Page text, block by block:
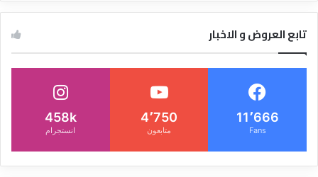
تابع العروض و الاخبار
11٬666
Fans
4٬750
متابعون
458k
انستجرام